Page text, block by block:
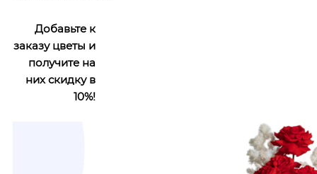
Добавьте к
заказу цветы и
получите на
них скидку в
10%!